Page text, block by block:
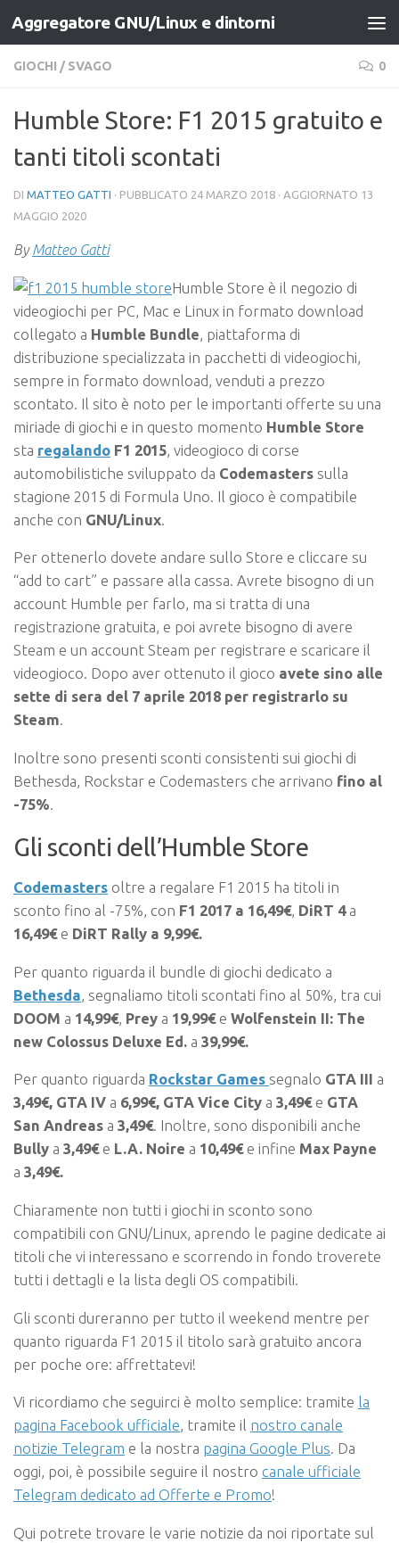
Salta al contenuto
Aggregatore GNU/Linux e dintorni
GIOCHI / SVAGO 0
Humble Store: F1 2015 gratuito e
tanti titoli scontati
DI MATTEO GATTI · PUBBLICATO 24 MARZO 2018 · AGGIORNATO 13
MAGGIO 2020
ByMatteo Gatti
Humble Store è il negozio di
videogiochi per PC, Mac e Linux in formato download
collegato a Humble Bundle , piattaforma di
distribuzione specializzata in pacchetti di videogiochi,
sempre in formato download, venduti a prezzo
scontato. Il sito è noto per le importanti offerte su una
miriade di giochi e in questo momento Humble Store
sta regalando F1 2015 , videogioco di corse
automobilistiche sviluppato da Codemasters sulla
stagione 2015 di Formula Uno. Il gioco è compatibile
anche con GNU/Linux
Per ottenerlo dovete andare sullo Store e cliccare su
“add to cart” e passare alla cassa. Avrete bisogno di un
account Humble per farlo, ma si tratta di una
registrazione gratuita, e poi avrete bisogno di avere
Steam e un account Steam per registrare e scaricare il
videogioco. Dopo aver ottenuto il gioco avete sino alle
sette di sera del 7 aprile 2018 per registrarlo su
Steam.
Inoltre sono presenti sconti consistenti sui giochi di
Bethesda, Rockstar e Codemasters che arrivano fino al
-75%.
Gli sconti dell’Humble Store
Codemasters oltre a regalare F1 2015 ha titoli in
sconto fino al -75%, con F1 2017 a 16,49€, DiRT 4 a
16,49€ e DiRT Rally a 9,99€.
Per quanto riguarda il bundle di giochi dedicato a
Bethesda , segnaliamo titoli scontati fino al 50%, tra cui
DOOM a 14,99€, Prey a 19,99€ e Wolfenstein II: The
new Colossus Deluxe Ed. a 39,99€.
Per quanto riguarda Rockstar Games segnalo GTA III a
3,49€, GTA IV a 6,99€, GTA Vice City a 3,49€e GTA
San Andreas a 3,49€. Inoltre, sono disponibili anche
Bully a 3,49€e L.A. Noire a 10,49€e infine Max Payne
a 3,49€.
Chiaramente non tutti i giochi in sconto sono
compatibili con GNU/Linux, aprendo le pagine dedicate ai
titoli che vi interessano e scorrendo in fondo troverete
tutti i dettagli e la lista degli OS compatibili.
Gli sconti dureranno per tutto il weekend mentre per
quanto riguarda F1 2015 il titolo sarà gratuito ancora
per poche ore: affrettatevi!
Vi ricordiamo che seguirci è molto semplice: tramite la
pagina Facebook ufficiale, tramite il nostro canale
notizie Telegram e la nostra pagina Google Plus. Da
oggi, poi, è possibile seguire il nostro canale ufficiale
Telegram dedicato ad Offerte e Promo!
Qui potrete trovare le varie notizie da noi riportate sul